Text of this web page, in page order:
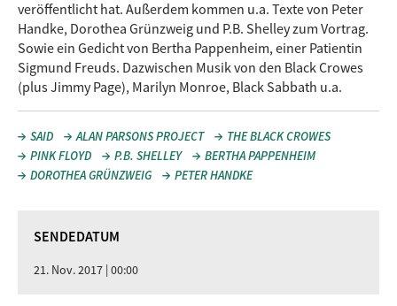
veröffentlicht hat. Außerdem kommen u.a. Texte von Peter
Handke, Dorothea Grünzweig und P.B. Shelley zum Vortrag.
Sowie ein Gedicht von Bertha Pappenheim, einer Patientin
Sigmund Freuds. Dazwischen Musik von den Black Crowes
(plus Jimmy Page), Marilyn Monroe, Black Sabbath u.a.
SAID ALAN PARSONS PROJECT
THE BLACK CROWES
PINK FLOYD
P.B. SHELLEY
BERTHA PAPPENHEIM
DOROTHEA GRÜNZWEIG
PETER HANDKE
SENDEDATUM
21. Nov. 2017 | 00:00